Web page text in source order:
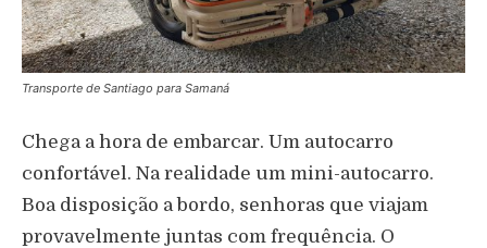
Transporte de Santiago para Samaná
Chega a hora de embarcar. Um autocarro
confortável. Na realidade um mini-autocarro.
Boa disposição a bordo, senhoras que viajam
provavelmente juntas com frequência. O